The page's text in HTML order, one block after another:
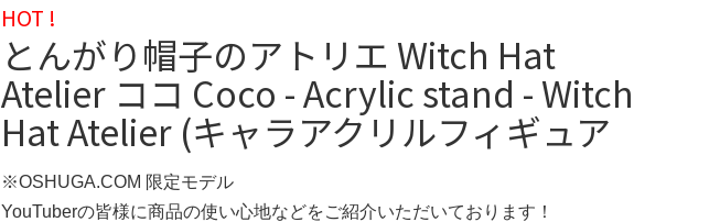
HOT !
とんがり帽子のアトリエ Witch Hat
Atelier ココ Coco - Acrylic stand - Witch
Hat Atelier (キャラアクリルフィギュア
※OSHUGA.COM 限定モデル
YouTuberの皆様に商品の使い心地などをご紹介いただいております！